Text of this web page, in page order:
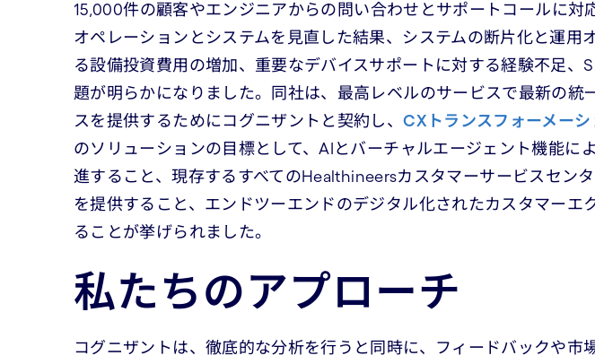
15,000件の顧客やエンジニアからの問い合わせとサポートコールに対
オペレーションとシステムを見直した結果、システムの断片化と運用
る設備投資費用の増加、重要なデバイスサポートに対する経験不足、
題が明らかになりました。同社は、最高レベルのサービスで最新の統
スを提供するためにコグニザントと契約し、CXトランスフォーメーシ
のソリューションの目標として、AIとバーチャルエージェント機能に
進すること、現存するすべてのHealthineersカスタマーサービスセン
を提供すること、エンドツーエンドのデジタル化されたカスタマーエ
ることが挙げられました。
私たちのアプローチ
コグニザントは、徹底的な分析を行うと同時に、フィードバックや市